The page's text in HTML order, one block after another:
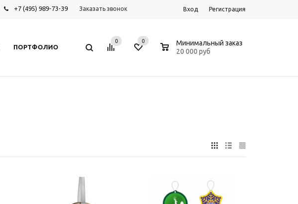
+7 (495) 989-73-39 Заказать звонок Вход Регистрация
ПОРТФОЛИО
0 0
Минимальный заказ
20 000 руб